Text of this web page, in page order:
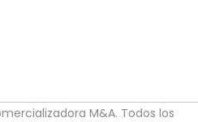
M&A. Todos los